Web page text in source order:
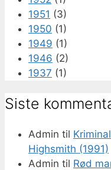
1951 (3)
1950 (1)
1949 (1)
1946 (2)
1937 (1)
Siste
Admin til
Highsmith (1991)
Admin til Rød